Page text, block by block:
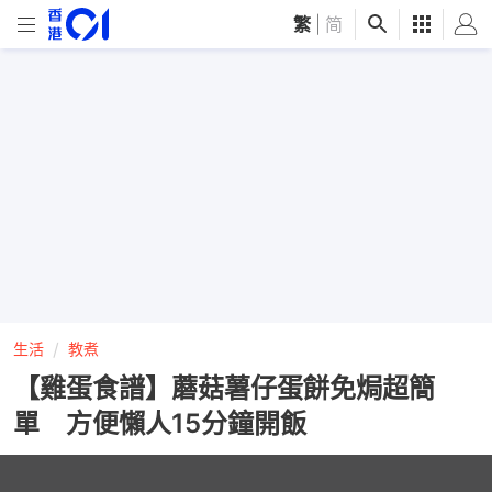
繁 简
生活 教煮
【雞蛋食譜】蘑菇薯仔蛋餅免焗超簡
單 方便懶人15分鐘開飯